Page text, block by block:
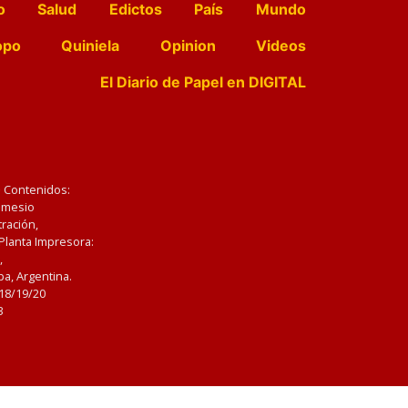
Salud Edictos País
Mundo
Quiniela Opinion
Videos
El Diario de Papel en DIGITAL
Impresora:
Argentina.
19/20